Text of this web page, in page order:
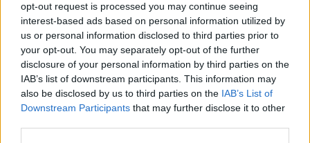
opt-out request is processed you may continue seeing
interest-based ads based on personal information utilized by
us or personal information disclosed to third parties prior to
your opt-out. You may separately opt-out of the further
disclosure of your personal information by third parties on the
IAB’s list of downstream participants. This information may
also be disclosed by us to third parties on the IAB’s List of
Downstream Participants that may further disclose it to other